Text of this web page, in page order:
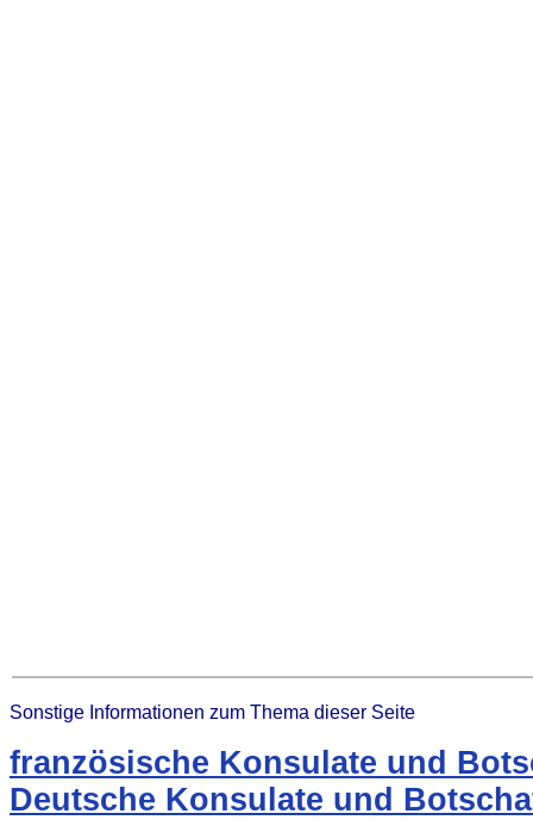
Sonstige Informationen zum Thema dieser Seite
französische Konsulate und
Deutsche Konsulate und